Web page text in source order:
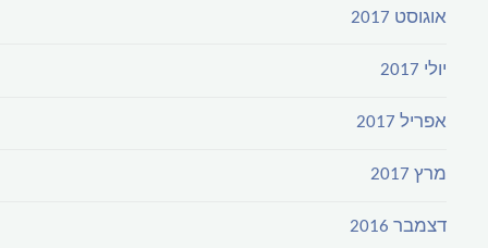
אוגוסט 2017
יולי 2017
אפריל 2017
מרץ 2017
דצמבר 2016